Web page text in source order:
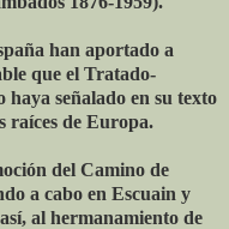
han aportado a
que el Tratado-
señalado en su texto
raíces de Europa.
del Camino de
a cabo en Escuain y
al hermanamiento de